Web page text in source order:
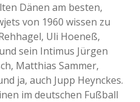
Dänen am besten,
von 1960 wissen zu
Uli Hoeneß,
sein Intimus Jürgen
Matthias Sammer,
ja, auch Jupp Heynckes.
im deutschen Fußball